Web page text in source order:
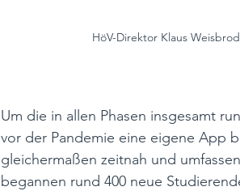
HöV-Direktor Klaus
Um die in allen Phasen insgesamt
vor der Pandemie eine eigene App
gleichermaßen zeitnah und
begannen rund 400 neue